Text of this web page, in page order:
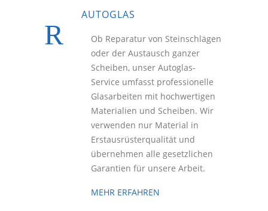
AUTOGLAS
Ob Reparatur von Steinschlägen
oder der Austausch ganzer
Scheiben, unser Autoglas-
Service umfasst professionelle
Glasarbeiten mit hochwertigen
Materialien und Scheiben. Wir
verwenden nur Material in
Erstausrüsterqualität und
übernehmen alle gesetzlichen
Garantien für unsere Arbeit.
MEHR ERFAHREN